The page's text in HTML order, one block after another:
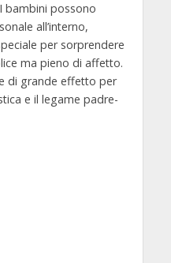
bambini possono
all’interno,
per sorprendere
ma pieno di affetto.
di grande effetto per
e il legame padre-